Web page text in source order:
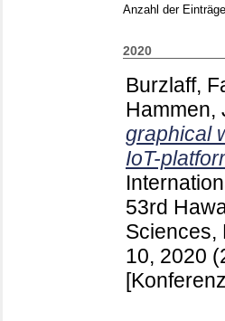
Anzahl der
2020
Burzlaff,
Hammen,
graphical
IoT-
53rd
Sciences,
10, 2020